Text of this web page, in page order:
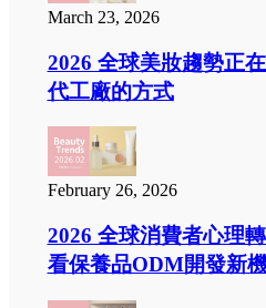
March 23, 2026
2026 全球美妝趨勢正
代工廠的方式
February 26, 2026
2026 全球消費者心理
看保養品ODM開發新